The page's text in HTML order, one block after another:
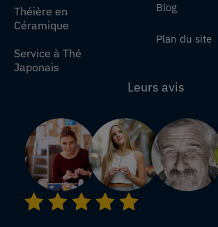
Théière en
Céramique
Service à Thé
Japonais
Blog
Plan du site
Leurs avis